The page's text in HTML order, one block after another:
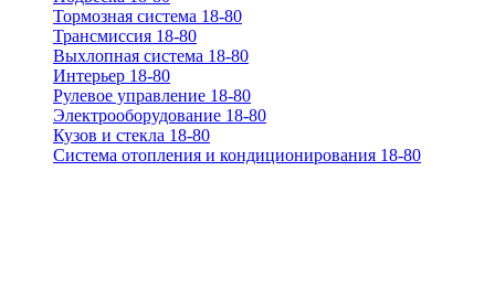
Тормозная система 18-80
Трансмиссия 18-80
Выхлопная система 18-80
Интерьер 18-80
Рулевое управление 18-80
Электрооборудование 18-80
Кузов и стекла 18-80
Система отопления и кондиционирования 18-80